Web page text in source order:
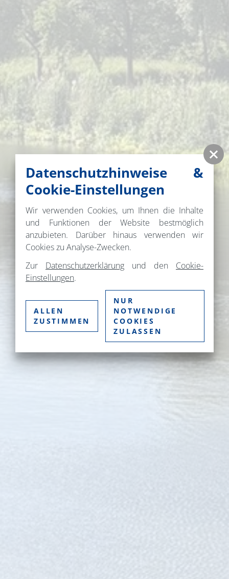
Datenschutzhinweise &
Cookie-Einstellungen
Wir verwenden Cookies, um Ihnen die Inhalte
und Funktionen der Website bestmöglich
anzubieten. Darüber hinaus verwenden wir
Cookies zu Analyse-Zwecken.
Zur Datenschutzerklärung und den Cookie-
Einstellungen.
ALLEN
ZUSTIMMEN
NUR
NOTWENDIGE
COOKIES
ZULASSEN